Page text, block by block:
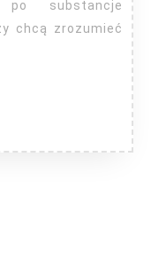
po substancje
chcą zrozumieć